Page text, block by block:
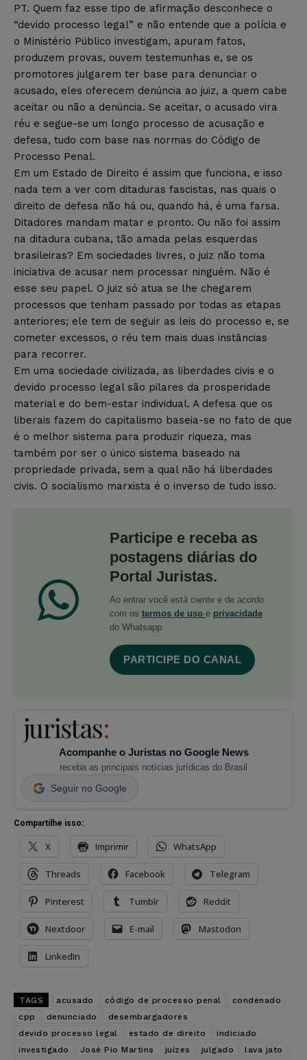
PT. Quem faz esse tipo de afirmação desconhece o
“devido processo legal” e não entende que a polícia e
o Ministério Público investigam, apuram fatos,
produzem provas, ouvem testemunhas e, se os
promotores julgarem ter base para denunciar o
acusado, eles oferecem denúncia ao juiz, a quem cabe
aceitar ou não a denúncia. Se aceitar, o acusado vira
réu e segue-se um longo processo de acusação e
defesa, tudo com base nas normas do Código de
Processo Penal.
Em um Estado de Direito é assim que funciona, e isso
nada tem a ver com ditaduras fascistas, nas quais o
direito de defesa não há ou, quando há, é uma farsa.
Ditadores mandam matar e pronto. Ou não foi assim
na ditadura cubana, tão amada pelas esquerdas
brasileiras? Em sociedades livres, o juiz não toma
iniciativa de acusar nem processar ninguém. Não é
esse seu papel. O juiz só atua se lhe chegarem
processos que tenham passado por todas as etapas
anteriores; ele tem de seguir as leis do processo e, se
cometer excessos, o réu tem mais duas instâncias
para recorrer.
Em uma sociedade civilizada, as liberdades civis e o
devido processo legal são pilares da prosperidade
material e do bem-estar individual. A defesa que os
liberais fazem do capitalismo baseia-se no fato de que
é o melhor sistema para produzir riqueza, mas
também por ser o único sistema baseado na
propriedade privada, sem a qual não há liberdades
civis. O socialismo marxista é o inverso de tudo isso.
Participe e receba as
postagens diárias do
Portal Juristas.
Ao entrar você está ciente e de acordo
com os termos de uso e privacidade
do Whatsapp.
PARTICIPE DO CANAL
Acompanhe o Juristas no Google News
receba as principais notícias jurídicas do Brasil
Seguir no Google
Compartilhe isso:
X Imprimir WhatsApp
Threads Facebook Telegram
Pinterest Tumblr Reddit
Nextdoor E-mail Mastodon
LinkedIn
TAGS acusado código de processo penal
condenado
cpp
denunciado
desembargadores
devido processo legal
estado de direito
indiciado
investigado
José Pio Martins juízes julgado lava jato